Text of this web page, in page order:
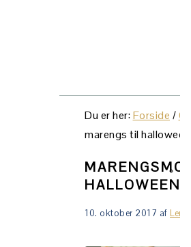
Du er her:Forside /
marengs til halloween
HALLOWEEN
10. oktober 2017 af Lene